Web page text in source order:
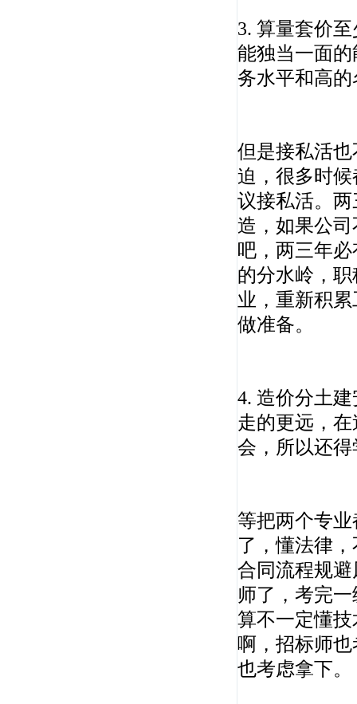
3. 算量套价
能独当一面
务水平和高
但是接私活
迫，很多时
议接私活。
造，如果公
吧，两三年
的分水岭，
业，重新积
做准备。
4. 造价分土
走的更远，
会，所以还
等把两个专
了，懂法律
合同流程规
师了，考完
算不一定懂
啊，招标师
也考虑拿下。